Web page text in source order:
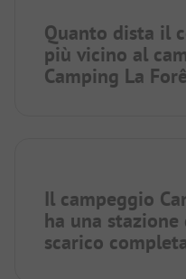
Quanto dista il
più vicino al
Camping La
Il campeggio
ha una
scarico